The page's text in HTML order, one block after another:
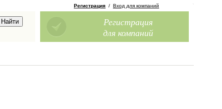
Регистрация / Вход для компаний
Регистрация
для компаний